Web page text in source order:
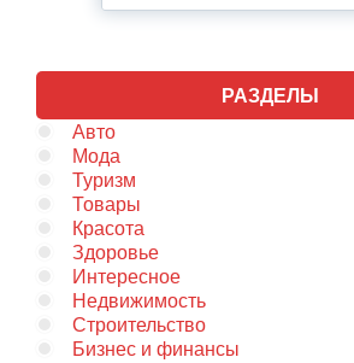
РАЗДЕЛЫ
Авто
Мода
Туризм
Товары
Красота
Здоровье
Интересное
Недвижимость
Строительство
Бизнес и финансы